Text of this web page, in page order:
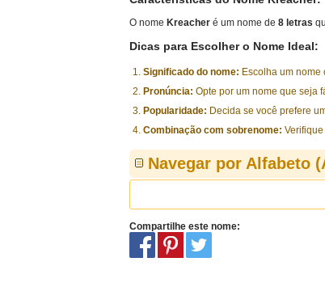
O nome Kreacher é um nome de 8 letras
Dicas para Escolher o Nome Ideal:
Significado do nome: Escolha um
Pronúncia: Opte por um nome que seja
Popularidade: Decida se você prefere
Combinação com sobrenome:
Navegar por Alfabeto
Compartilhe este nome: